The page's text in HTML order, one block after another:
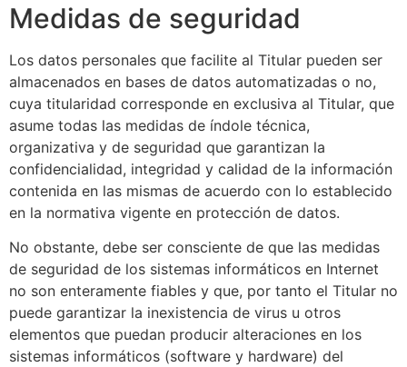
Medidas de seguridad
Los datos personales que facilite al Titular pueden ser
almacenados en bases de datos automatizadas o no,
cuya titularidad corresponde en exclusiva al Titular, que
asume todas las medidas de índole técnica,
organizativa y de seguridad que garantizan la
confidencialidad, integridad y calidad de la información
contenida en las mismas de acuerdo con lo establecido
en la normativa vigente en protección de datos.
No obstante, debe ser consciente de que las medidas
de seguridad de los sistemas informáticos en Internet
no son enteramente fiables y que, por tanto el Titular no
puede garantizar la inexistencia de virus u otros
elementos que puedan producir alteraciones en los
sistemas informáticos (software y hardware) del